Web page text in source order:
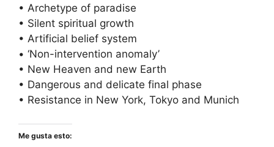
• Archetype of paradise
• Silent spiritual growth
• Artificial belief system
• ‘Non-intervention anomaly’
• New Heaven and new Earth
• Dangerous and delicate final phase
• Resistance in New York, Tokyo and Munich
Me gusta esto: